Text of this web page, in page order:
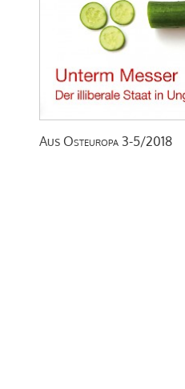
Aus Osteuropa 3-5/2018